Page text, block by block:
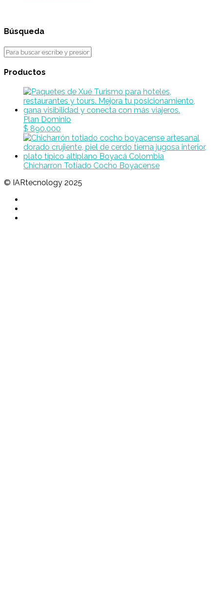
Búsqueda
Productos
Plan Dominio
$ 890.000
Chicharron Totiado Cocho Boyacense
© IARtecnology 2025